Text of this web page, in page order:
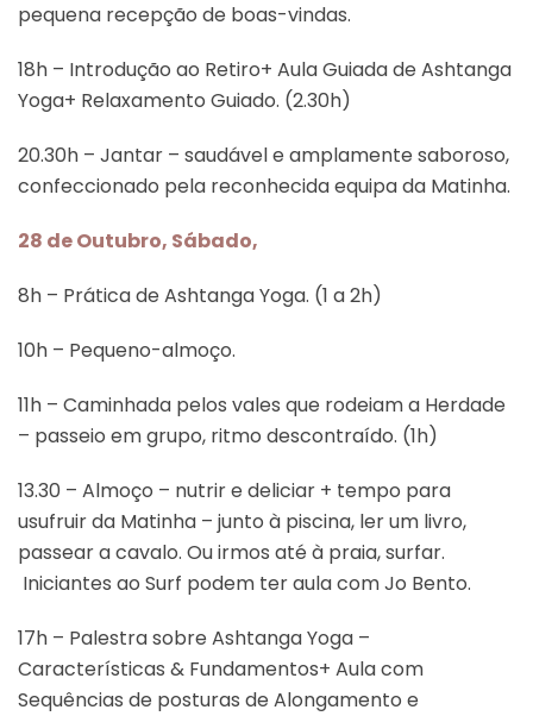
pequena recepção de boas-vindas.
18h – Introdução ao Retiro+ Aula Guiada de Ashtanga
Yoga+ Relaxamento Guiado. (2.30h)
20.30h – Jantar – saudável e amplamente saboroso,
confeccionado pela reconhecida equipa da Matinha.
28 de Outubro, Sábado,
8h – Prática de Ashtanga Yoga. (1 a 2h)
10h – Pequeno-almoço.
11h – Caminhada pelos vales que rodeiam a Herdade
– passeio em grupo, ritmo descontraído. (1h)
13.30 – Almoço – nutrir e deliciar + tempo para
usufruir da Matinha – junto à piscina, ler um livro,
passear a cavalo. Ou irmos até à praia, surfar.
Iniciantes ao Surf podem ter aula com Jo Bento.
17h – Palestra sobre Ashtanga Yoga –
Características & Fundamentos+ Aula com
Sequências de posturas de Alongamento e